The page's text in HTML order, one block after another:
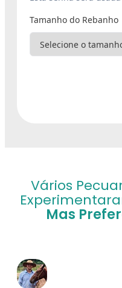
Vários
Mas